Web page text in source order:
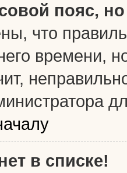
пояс,
что
времени,
в списке!